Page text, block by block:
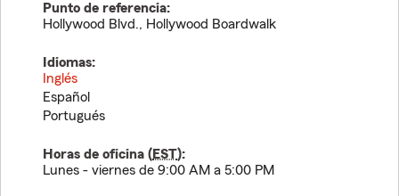
Punto de referencia:
Hollywood Blvd., Hollywood Boardwalk
Idiomas:
Inglés
Español
Portugués
Horas de oficina (EST):
Lunes - viernes de 9:00 AM a 5:00 PM